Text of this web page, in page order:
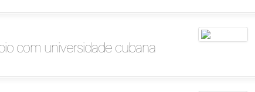
com universidade cubana